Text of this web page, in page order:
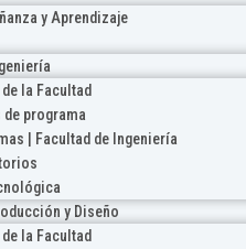
y Aprendizaje
la Facultad
de programa
| Facultad de Ingeniería
y Diseño
la Facultad